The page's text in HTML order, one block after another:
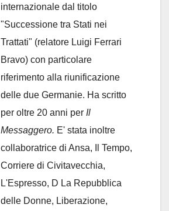
internazionale dal titolo
"Successione tra Stati nei
Trattati" (relatore Luigi Ferrari
Bravo) con particolare
riferimento alla riunificazione
delle due Germanie. Ha scritto
per oltre 20 anni per Il
Messaggero. E' stata inoltre
collaboratrice di Ansa, Il Tempo,
Corriere di Civitavecchia,
L'Espresso, D La Repubblica
delle Donne, Liberazione,